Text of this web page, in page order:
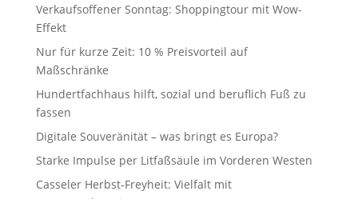
Verkaufsoffener Sonntag: Shoppingtour mit Wow-
Effekt
Nur für kurze Zeit: 10 % Preisvorteil auf
Maßschränke
Hundertfachhaus hilft, sozial und beruflich Fuß zu
fassen
Digitale Souveränität – was bringt es Europa?
Starke Impulse per Litfaßsäule im Vorderen Westen
Casseler Herbst-Freyheit: Vielfalt mit